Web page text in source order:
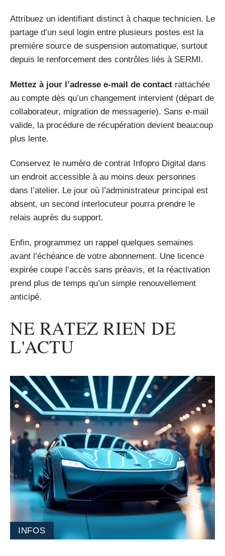
Attribuez un identifiant distinct à chaque technicien. Le
partage d’un seul login entre plusieurs postes est la
première source de suspension automatique, surtout
depuis le renforcement des contrôles liés à SERMI.
Mettez à jour l’adresse e-mail de contact rattachée
au compte dès qu’un changement intervient (départ de
collaborateur, migration de messagerie). Sans e-mail
valide, la procédure de récupération devient beaucoup
plus lente.
Conservez le numéro de contrat Infopro Digital dans
un endroit accessible à au moins deux personnes
dans l’atelier. Le jour où l’administrateur principal est
absent, un second interlocuteur pourra prendre le
relais auprès du support.
Enfin, programmez un rappel quelques semaines
avant l’échéance de votre abonnement. Une licence
expirée coupe l’accès sans préavis, et la réactivation
prend plus de temps qu’un simple renouvellement
anticipé.
NE RATEZ RIEN DE
L'ACTU
INFOS